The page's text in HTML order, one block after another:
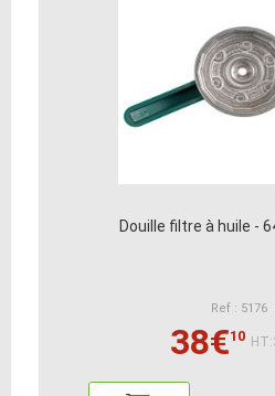
Douille filtre à huile -
Ref : 5176
38€10